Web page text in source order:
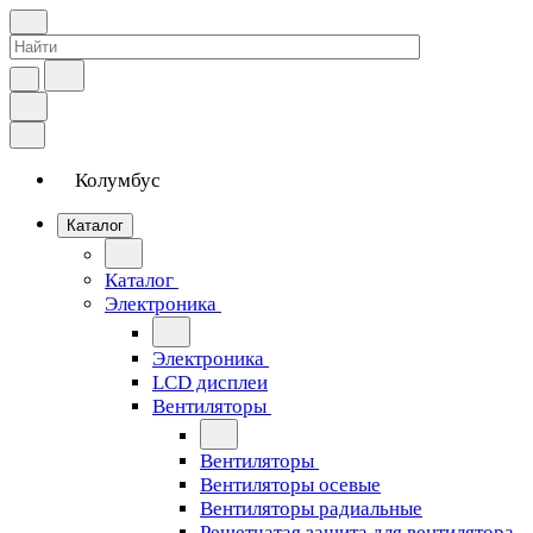
Колумбус
Каталог
Каталог
Электроника
Электроника
LCD дисплеи
Вентиляторы
Вентиляторы
Вентиляторы осевые
Вентиляторы радиальные